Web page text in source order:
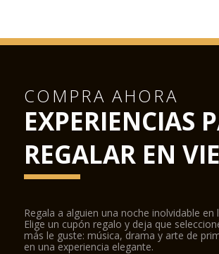
COMPRA AHORA
EXPERIENCIAS
REGALAR EN
Regala a alguien una noche inolvidable en
Elige un cupón regalo y deja que
más le guste: música, drama y arte de
en una experiencia elegante.